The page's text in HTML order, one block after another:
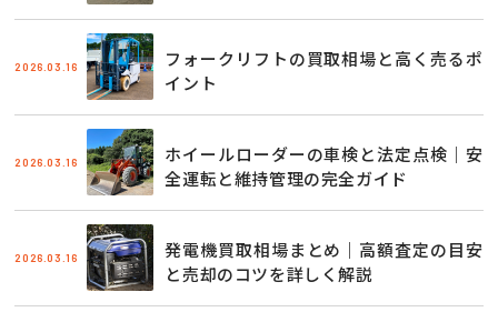
2026.03.16
フォークリフトの買取相場と高く売るポ
イント
2026.03.16
ホイールローダーの車検と法定点検｜安
全運転と維持管理の完全ガイド
2026.03.16
発電機買取相場まとめ｜高額査定の目安
と売却のコツを詳しく解説